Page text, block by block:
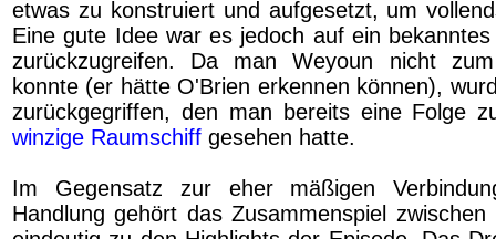
etwas zu konstruiert und aufgesetzt, um
Eine gute Idee war es jedoch auf ein
zurückzugreifen. Da man Weyoun nicht
konnte (er hätte O'Brien erkennen können),
zurückgegriffen, den man bereits eine Folge
winzige Raumschiff gesehen hatte.
Im Gegensatz zur eher mäßigen
Handlung gehört das Zusammenspiel